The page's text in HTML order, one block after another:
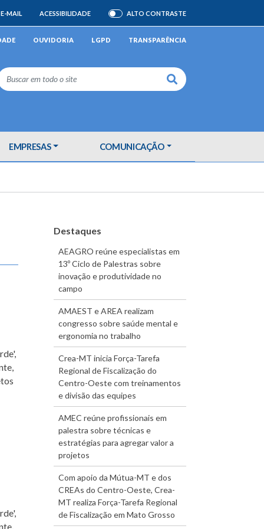
E-MAIL ACESSIBILIDADE ATIVAR/DESATIVAR
ALTO CONTRASTE
OUVIDORIA LGPD TRANSPARÊNCIA
Buscar
EMPRESAS COMUNICAÇÃO
Destaques
AEAGRO reúne especialistas em
13º Ciclo de Palestras sobre
inovação e produtividade no
campo
AMAEST e AREA realizam
congresso sobre saúde mental e
ergonomia no trabalho
Crea-MT inicia Força-Tarefa
Regional de Fiscalização do
Centro-Oeste com treinamentos
e divisão das equipes
AMEC reúne profissionais em
palestra sobre técnicas e
estratégias para agregar valor a
projetos
Com apoio da Mútua-MT e dos
CREAs do Centro-Oeste, Crea-
MT realiza Força-Tarefa Regional
de Fiscalização em Mato Grosso